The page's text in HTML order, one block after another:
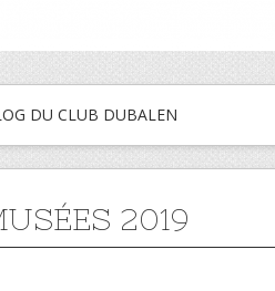
DU CLUB DUBALEN
2019